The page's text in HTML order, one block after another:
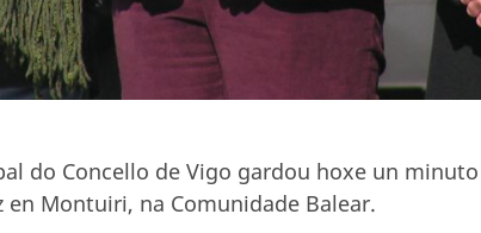
do Concello de Vigo gardou hoxe un
en Montuiri, na Comunidade Balear.